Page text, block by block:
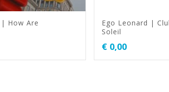
How Are
Ego Leonard |
Soleil
€ 0,00